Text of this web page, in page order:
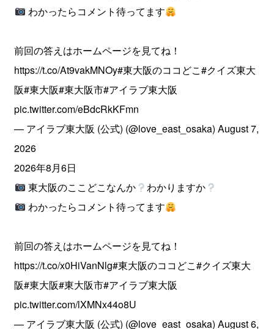
わかったらコメント待ってます
前回の答えはホームページを見てね！
https://t.co/At9vakMNOy#東大阪のココどこ#クイズ東大
阪#東大阪#東大阪市#アイラブ東大阪
pic.twitter.com/eBdcRkKFmn
— アイラブ東大阪 (公式) (@love_east_osaka)August 7,
2026
2026年8月6日
東大阪のここどこなんか
わかりますか
わかったらコメント待ってます
前回の答えはホームページを見てね！
https://t.co/x0HiVanNlg#東大阪のココどこ#クイズ東大
阪#東大阪#東大阪市#アイラブ東大阪
pic.twitter.com/lXMNx44o8U
— アイラブ東大阪 (公式) (@love_east_osaka)August 6,